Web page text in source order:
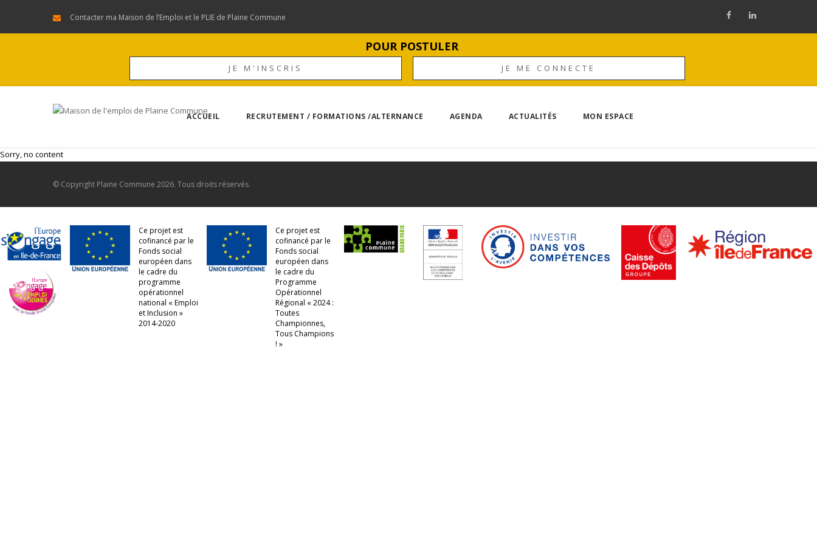
Contacter ma Maison de l’Emploi et le PLIE de Plaine Commune
POUR POSTULER
JE M'INSCRIS JE ME CONNECTE
ACCUEIL RECRUTEMENT / FORMATIONS /ALTERNANCE AGENDA ACTUALITÉS MON ESPACE
Sorry, no content
© Copyright Plaine Commune 2026. Tous droits réservés.
Ce projet est
cofinancé par le
Fonds social
européen dans
le cadre du
programme
opérationnel
national « Emploi
et Inclusion »
2014-2020
Ce projet est
cofinancé par le
Fonds social
européen dans
le cadre du
Programme
Opérationnel
Régional « 2024 :
Toutes
Championnes,
Tous Champions
! »